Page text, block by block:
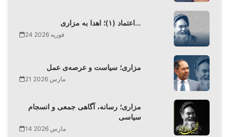
اعتماد (۱)؛ اهدا به مزاری…
24 فوریه 2026
مزاری؛ سیاست و عرصه‌ی عمل
21 مارس 2026
مزاری؛ رسانه، آگاهی جمعی و انسجام
سیاسی
14 مارس 2026